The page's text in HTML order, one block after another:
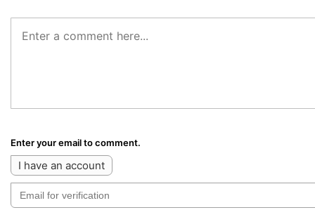
Enter your email to comment.
I have an account